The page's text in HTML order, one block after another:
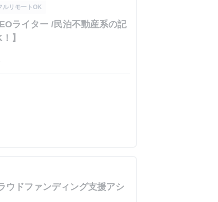
ルリモートOK
ライター /民泊不動産系の記
】
ウドファンディング支援アシ